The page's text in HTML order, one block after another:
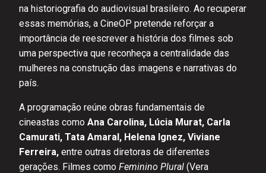
na historiografia do audiovisual brasileiro. Ao recuperar
essas memórias, a CineOP pretende reforçar a
importância de reescrever a história dos filmes sob
uma perspectiva que reconheça a centralidade das
mulheres na construção das imagens e narrativas do
país.
A programação reúne obras fundamentais de
cineastas como Ana Carolina, Lúcia Murat, Carla
Camurati, Tata Amaral, Helena Ignez, Viviane
Ferreira, entre outras diretoras de diferentes
gerações. Filmes como Feminino Plural (Vera